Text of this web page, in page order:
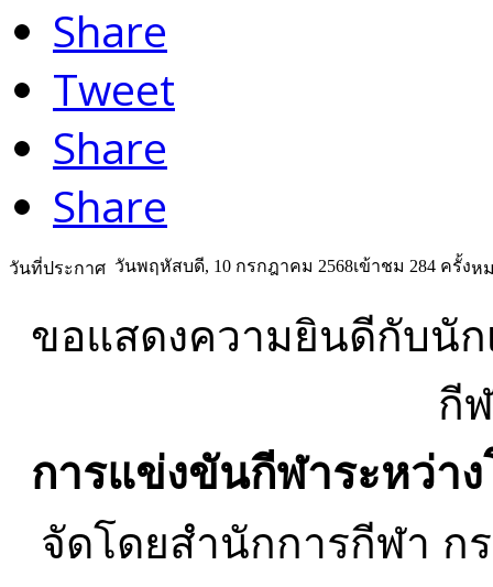
Share
Tweet
Share
Share
วันที่ประกาศ วันพฤหัสบดี, 10 กรกฎาคม 2568เข้าชม 284 ครั้งห
ขอแสดงความยินดีกับนัก
กี
การแข่งขันกีฬาระหว่าง
จัดโดยสำนักการกีฬา ก